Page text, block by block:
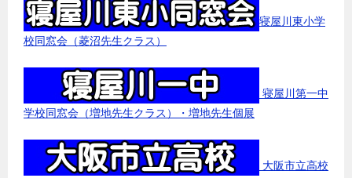
寝屋川東小学
校同窓会（菱沼先生クラス）
寝屋川第一中
学校同窓会（増地先生クラス）・増地先生個展
大阪市立高校